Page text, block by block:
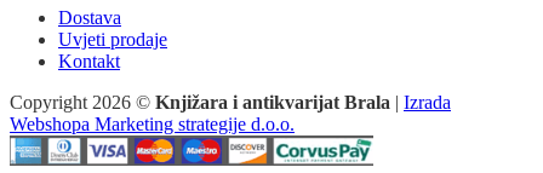
Dostava
Uvjeti prodaje
Kontakt
Copyright 2026 © Knjižara i antikvarijat Brala | Izrada
Webshopa Marketing strategije d.o.o.